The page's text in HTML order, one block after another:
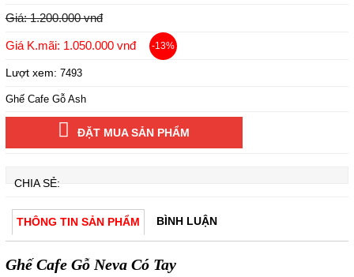
Giá: 1.200.000 vnđ
Giá K.mãi: 1.050.000 vnđ -13%
Lượt xem: 7493
Ghế Cafe Gỗ Ash
ĐẶT MUA SẢN PHẨM
CHIA SẺ:
THÔNG TIN SẢN PHẨM BÌNH LUẬN
Ghế Cafe Gỗ Neva Có Tay